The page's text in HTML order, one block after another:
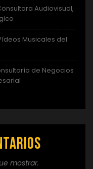
Audiovisual,
Musicales del
de Negocios
mostrar.